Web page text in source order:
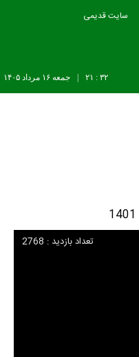
سایت قدیمی
جمعه ۱۶ مرداد ۱۴۰۵ ۳۲ : ۲۱
تعداد بازدید : 2768